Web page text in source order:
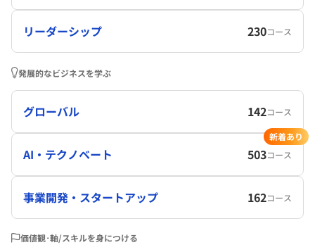
リーダーシップ 230コース
発展的なビジネスを学ぶ
グローバル 142コース
AI・テクノベート 503コース
新着あり
事業開発・スタートアップ 162コース
価値観･軸/スキルを身につける